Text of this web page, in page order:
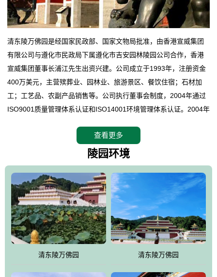
清东陵万佛园是经国家民政部、国家文物局批准，由香港宣威集团
有限公司与遵化市民政局下属遵化市吉安园林陵园公司合作，香港
宣威集团董事长浦江先生出资兴建。公司成立于1993年，注册资金
400万美元，主营殡葬业、园林业、旅游景区、餐饮住宿；石材加
工；工艺品、农副产品销售等。公司执行董事会制度，2004年通过
ISO9001质量管理体系认证和ISO14001环境管理体系认证。2004年
拥有4A级旅游区头衔的花园式陵园，园内建有四星级酒店一座。
万佛园位于遵化市境内，座落在世界文化遗产清东陵地形墙内，地
形绝佳，地理位置优越，交通便利。公司以“建设全国顶级人生后花
园、打造佛教精品旅游圣地”为目标，以海外归侨、国内外知名人士
的墓地安葬、祭祀吊亡并结合旅游参观构成其主要使用功能；以苍
郁绚丽、优雅宜人的园林景观构成其外部形象。通过墓园建设与造
园手法相结合的默契操作，建成一处特色鲜明、服务周全、环境优
美、民族风格突出，与周边文物古迹交相呼应的极具吸引力的花园
式园林。
万佛园工程一期占地448亩，目前完成投资近12亿元人民币，园区采
用全仿古式建筑，寻求与世界文化遗产地清东陵的和谐统一，在园
查看更多
陵园环境
清东陵万佛园 清东陵万佛园